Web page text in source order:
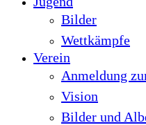
Bilder
Wettkämpfe
Verein
Anmeldung
Vision
Bilder und